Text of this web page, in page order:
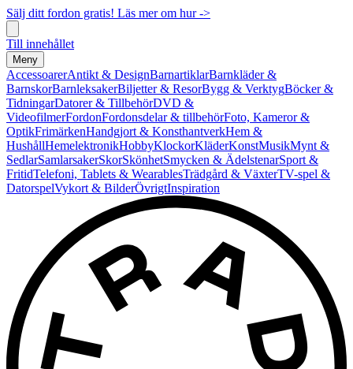
Sälj ditt fordon gratis! Läs mer om hur ->
Till innehållet
Meny
AccessoarerAntikt & DesignBarnartiklarBarnkläder &
BarnskorBarnleksakerBiljetter & ResorBygg & VerktygBöcker &
TidningarDatorer & TillbehörDVD &
VideofilmerFordonFordonsdelar & tillbehörFoto, Kameror &
OptikFrimärkenHandgjort & KonsthantverkHem &
HushållHemelektronikHobbyKlockorKläderKonstMusikMynt &
SedlarSamlarsakerSkorSkönhetSmycken & ÄdelstenarSport &
FritidTelefoni, Tablets & WearablesTrädgård & VäxterTV-spel &
DatorspelVykort & BilderÖvrigtInspiration